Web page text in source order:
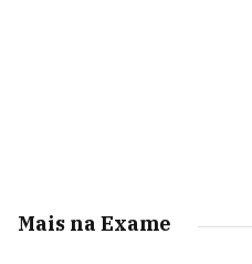
Mais na Exame